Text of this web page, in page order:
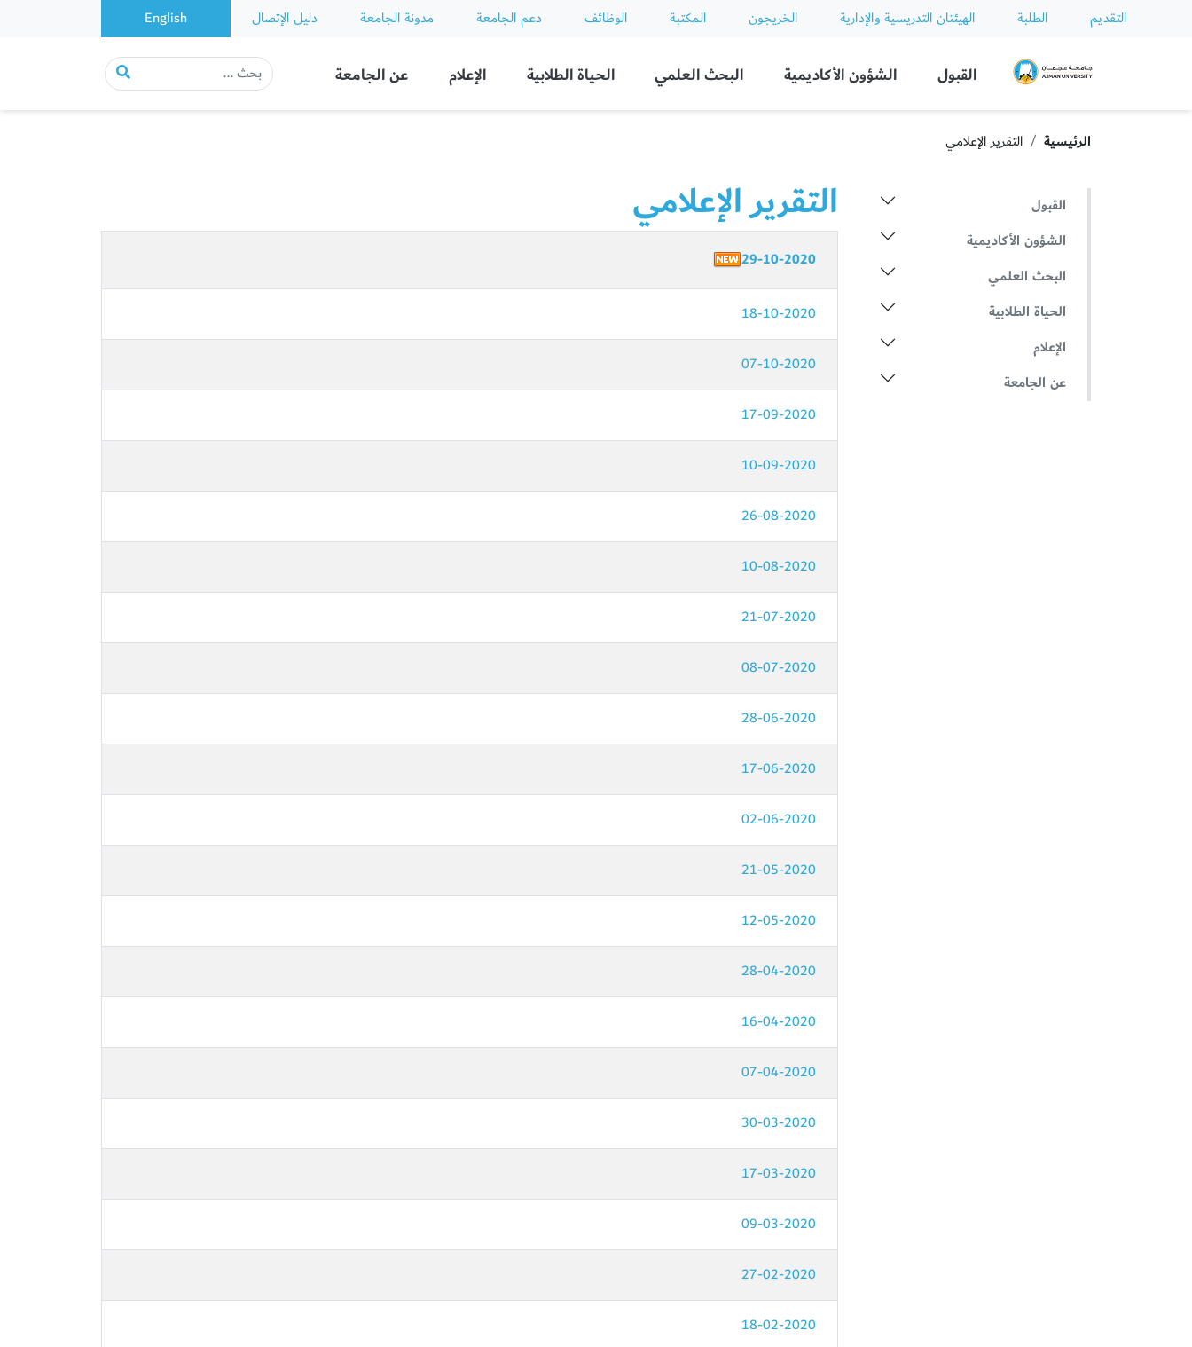
التقديم الطلبة الهيئتان التدريسية والإدارية الخريجون المكتبة الوظائف دعم الجامعة مدونة الجامعة دليل الإتصال English
Ajman University
القبول الشؤون الأكاديمية البحث العلمي الحياة الطلابية الإعلام عن الجامعة
الرئيسية التقرير الإعلامي
القبول
الشؤون الأكاديمية
البحث العلمي
الحياة الطلابية
الإعلام
عن الجامعة
التقرير الإعلامي
29-10-2020
18-10-2020
07-10-2020
17-09-2020
10-09-2020
26-08-2020
10-08-2020
21-07-2020
08-07-2020
28-06-2020
17-06-2020
02-06-2020
21-05-2020
12-05-2020
28-04-2020
16-04-2020
07-04-2020
30-03-2020
17-03-2020
09-03-2020
27-02-2020
18-02-2020